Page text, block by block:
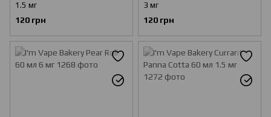
1.5 мг
120 грн
3 мг
120 грн